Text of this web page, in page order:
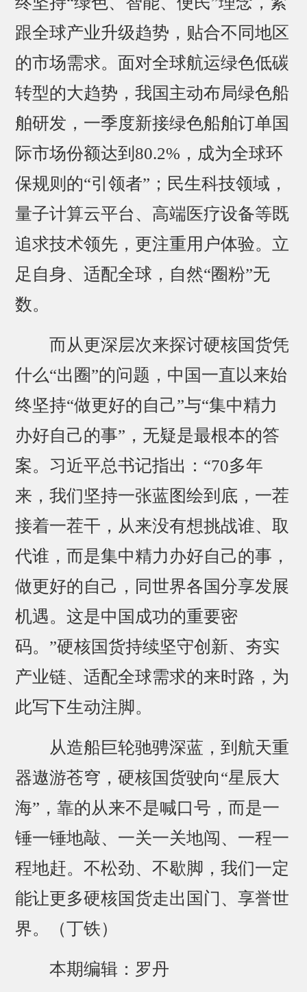
跟全球产业升级趋势，贴合不同地区
的市场需求。面对全球航运绿色低碳
转型的大趋势，我国主动布局绿色船
舶研发，一季度新接绿色船舶订单国
际市场份额达到80.2%，成为全球环
保规则的“引领者”；民生科技领域，
量子计算云平台、高端医疗设备等既
追求技术领先，更注重用户体验。立
足自身、适配全球，自然“圈粉”无
数。
而从更深层次来探讨硬核国货凭
什么“出圈”的问题，中国一直以来始
终坚持“做更好的自己”与“集中精力
办好自己的事”，无疑是最根本的答
案。习近平总书记指出：“70多年
来，我们坚持一张蓝图绘到底，一茬
接着一茬干，从来没有想挑战谁、取
代谁，而是集中精力办好自己的事，
做更好的自己，同世界各国分享发展
机遇。这是中国成功的重要密
码。”硬核国货持续坚守创新、夯实
产业链、适配全球需求的来时路，为
此写下生动注脚。
从造船巨轮驰骋深蓝，到航天重
器遨游苍穹，硬核国货驶向“星辰大
海”，靠的从来不是喊口号，而是一
锤一锤地敲、一关一关地闯、一程一
程地赶。不松劲、不歇脚，我们一定
能让更多硬核国货走出国门、享誉世
界。（丁铁）
本期编辑：罗丹